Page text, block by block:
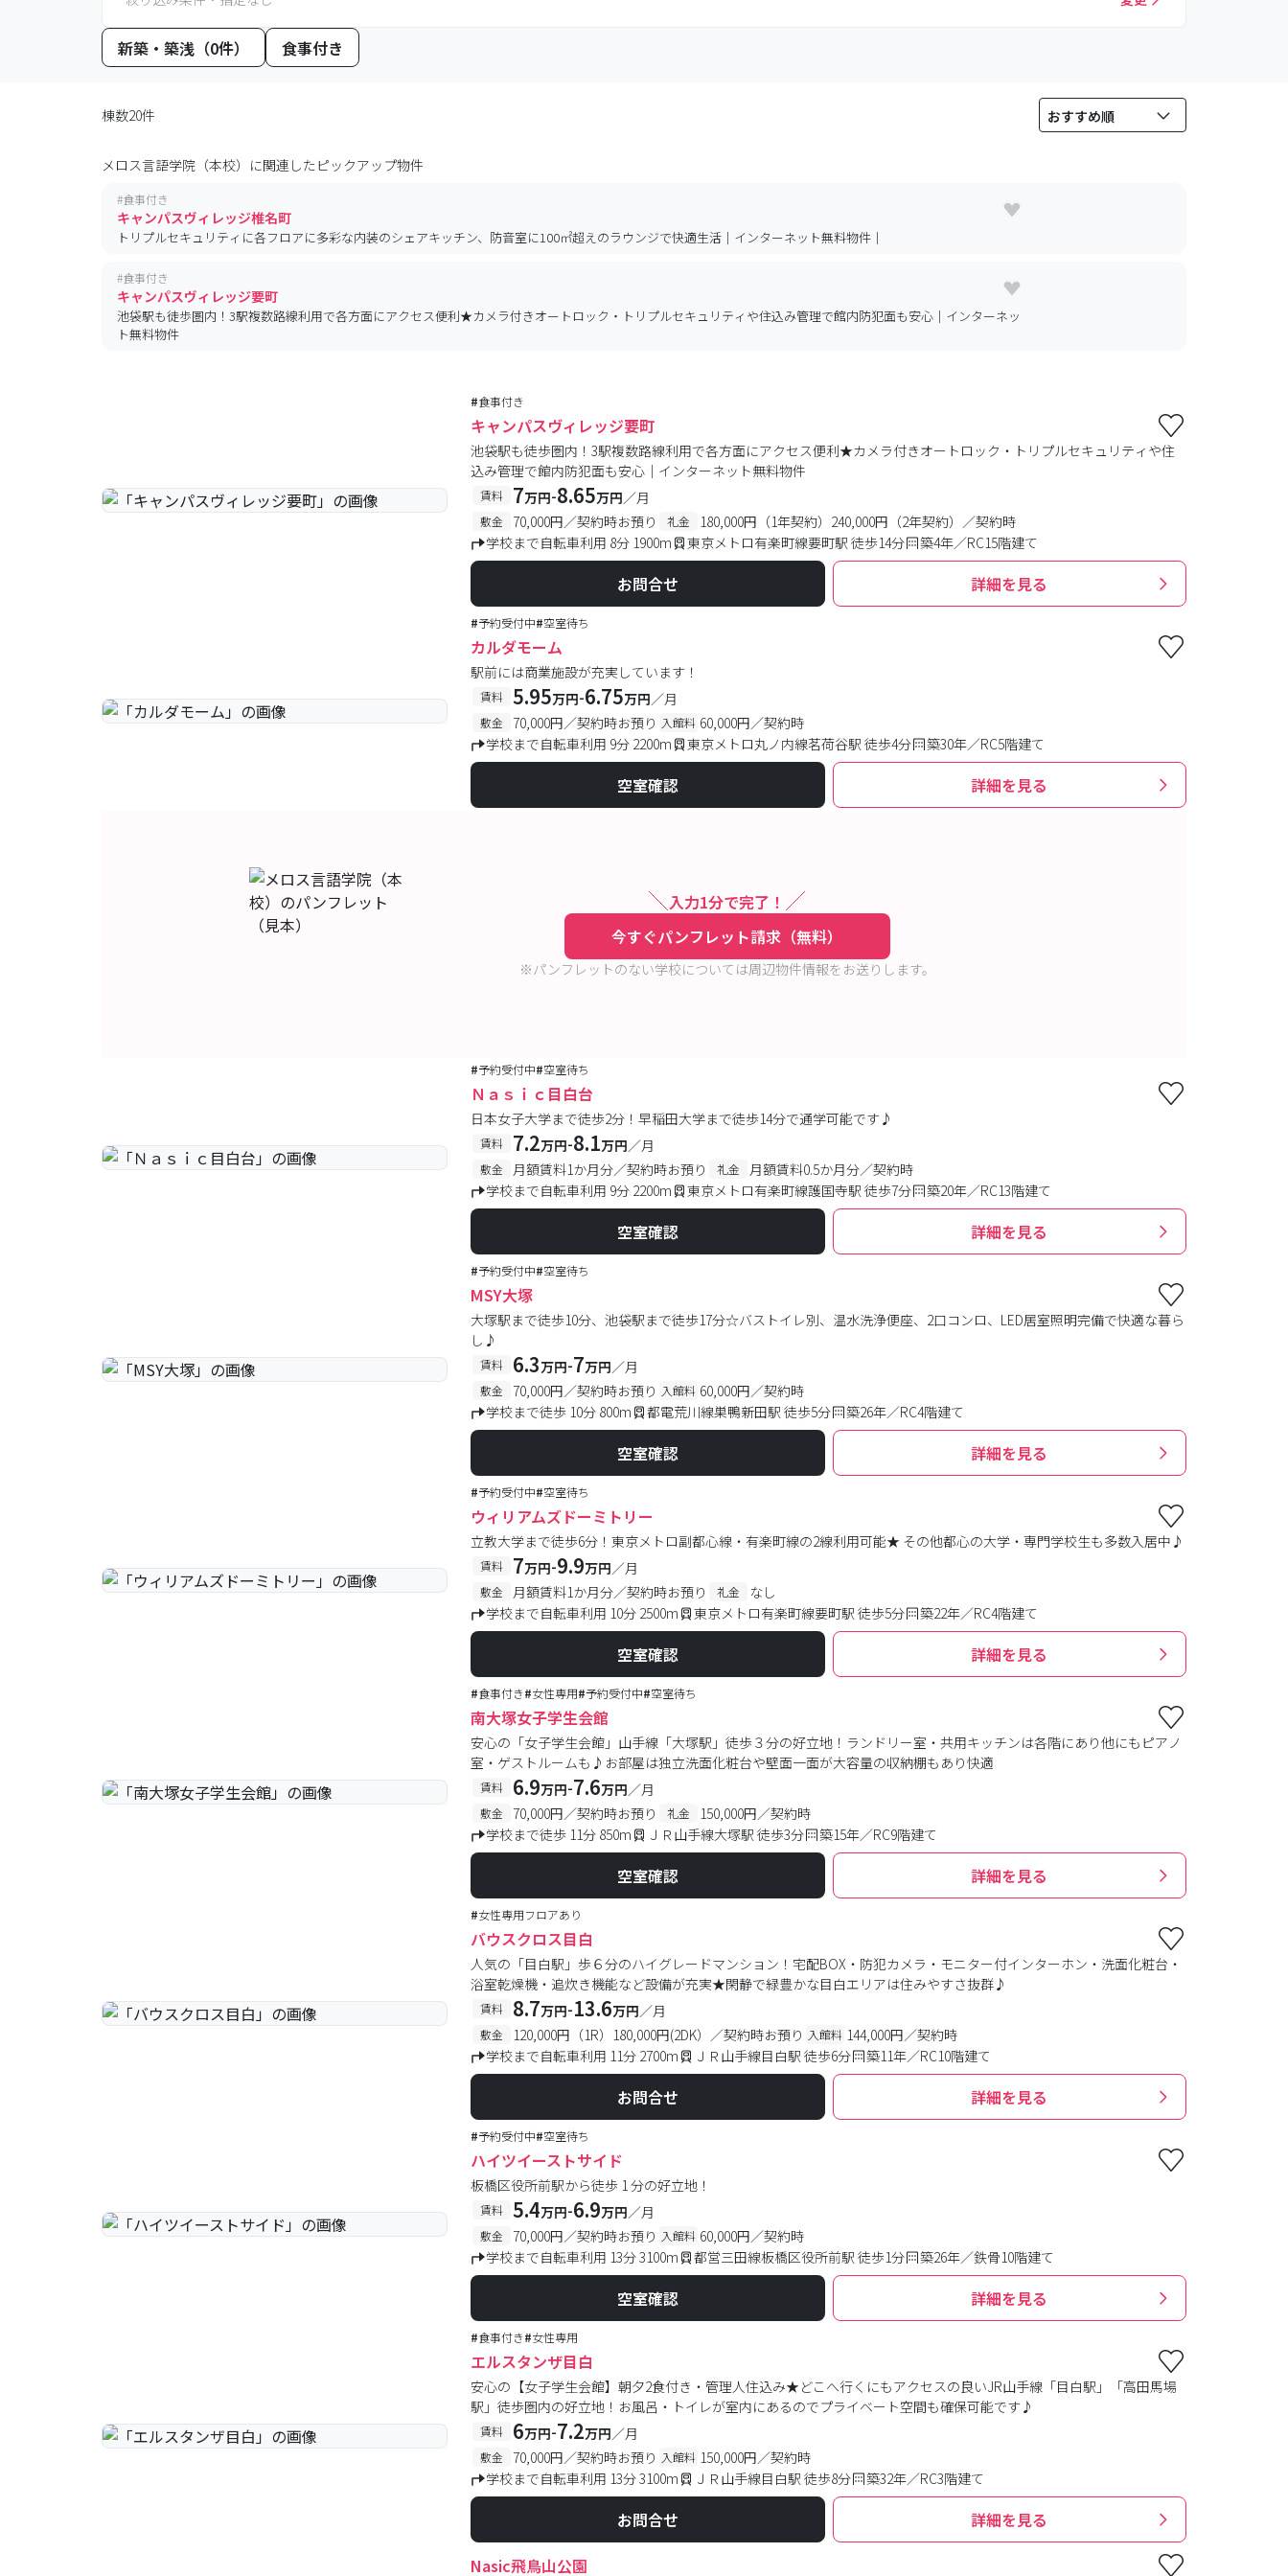
新築・築浅（0件） 食事付き
棟数20件
メロス言語学院（本校） に関連したピックアップ物件
#食事付き
キャンパスヴィレッジ椎名町
トリプルセキュリティに各フロアに多彩な内装のシェアキッチン、防音室に100㎡超えのラウンジで快適生活｜インターネット無料物件｜
#食事付き
キャンパスヴィレッジ要町
池袋駅も徒歩圏内！3駅複数路線利用で各方面にアクセス便利★カメラ付きオートロック・トリプルセキュリティや住込み管理で館内防犯面も安心｜インターネッ
ト無料物件
#食事付き
キャンパスヴィレッジ要町
池袋駅も徒歩圏内！3駅複数路線利用で各方面にアクセス便利★カメラ付きオートロック・トリプルセキュリティや住
込み管理で館内防犯面も安心｜インターネット無料物件
賃料 7万円-8.65万円／月
敷金 70,000円／契約時お預り 礼金
180,000円（1年契約）240,000円（2年契約）／契約時
学校まで自転車利用 8分 1900m
東京メトロ有楽町線要町駅 徒歩14分 築4年／RC15階建て
お問合せ 詳細を見る
#予約受付中#空室待ち
カルダモーム
駅前には商業施設が充実しています！
賃料 5.95万円-6.75万円／月
敷金 70,000円／契約時お預り 入館料 60,000円／契約時
学校まで自転車利用 9分 2200m
東京メトロ丸ノ内線茗荷谷駅 徒歩4分 築30年／RC5階建て
空室確認 詳細を見る
入力1分で完了！
今すぐパンフレット請求（無料）
※パンフレットのない学校については周辺物件情報をお送りします。
#予約受付中#空室待ち
Ｎａｓｉｃ目白台
日本女子大学まで徒歩2分！早稲田大学まで徒歩14分で通学可能です♪
賃料 7.2万円-8.1万円／月
敷金 月額賃料1か月分／契約時お預り 礼金
月額賃料0.5か月分／契約時
学校まで自転車利用 9分 2200m
東京メトロ有楽町線護国寺駅 徒歩7分 築20年／RC13階建て
空室確認 詳細を見る
#予約受付中#空室待ち
MSY大塚
大塚駅まで徒歩10分、池袋駅まで徒歩17分☆バストイレ別、温水洗浄便座、2口コンロ、LED居室照明完備で快適な暮ら
し♪
賃料 6.3万円-7万円／月
敷金 70,000円／契約時お預り 入館料 60,000円／契約時
学校まで徒歩 10分 800m
都電荒川線巣鴨新田駅 徒歩5分 築26年／RC4階建て
空室確認 詳細を見る
#予約受付中#空室待ち
ウィリアムズドーミトリー
立教大学まで徒歩6分！東京メトロ副都心線・有楽町線の2線利用可能★ その他都心の大学・専門学校生も多数入居中♪
賃料 7万円-9.9万円／月
敷金 月額賃料1か月分／契約時お預り 礼金
なし
学校まで自転車利用 10分 2500m
東京メトロ有楽町線要町駅 徒歩5分 築22年／RC4階建て
空室確認 詳細を見る
#食事付き#女性専用#予約受付中#空室待ち
南大塚女子学生会館
安心の「女子学生会館」山手線「大塚駅」徒歩３分の好立地！ランドリー室・共用キッチンは各階にあり他にもピアノ
室・ゲストルームも♪お部屋は独立洗面化粧台や壁面一面が大容量の収納棚もあり快適
賃料 6.9万円-7.6万円／月
敷金 70,000円／契約時お預り 礼金
150,000円／契約時
学校まで徒歩 11分 850m
ＪＲ山手線大塚駅 徒歩3分 築15年／RC9階建て
空室確認 詳細を見る
#女性専用フロアあり
バウスクロス目白
人気の「目白駅」歩６分のハイグレードマンション！宅配BOX・防犯カメラ・モニター付インターホン・洗面化粧台・
浴室乾燥機・追炊き機能など設備が充実★閑静で緑豊かな目白エリアは住みやすさ抜群♪
賃料 8.7万円-13.6万円／月
敷金 120,000円（1R）180,000円(2DK）／契約時お預り 入館料 144,000円／契約時
学校まで自転車利用 11分 2700m
ＪＲ山手線目白駅 徒歩6分 築11年／RC10階建て
お問合せ 詳細を見る
#予約受付中#空室待ち
ハイツイーストサイド
板橋区役所前駅から徒歩 1 分の好立地！
賃料 5.4万円-6.9万円／月
敷金 70,000円／契約時お預り 入館料 60,000円／契約時
学校まで自転車利用 13分 3100m
都営三田線板橋区役所前駅 徒歩1分 築26年／鉄骨10階建て
空室確認 詳細を見る
#食事付き#女性専用
エルスタンザ目白
安心の【女子学生会館】朝夕2食付き・管理人住込み★どこへ行くにもアクセスの良いJR山手線「目白駅」「高田馬場
駅」徒歩圏内の好立地！お風呂・トイレが室内にあるのでプライベート空間も確保可能です♪
賃料 6万円-7.2万円／月
敷金 70,000円／契約時お預り 入館料 150,000円／契約時
学校まで自転車利用 13分 3100m
ＪＲ山手線目白駅 徒歩8分 築32年／RC3階建て
お問合せ
詳細を見る
Nasic飛鳥山公園